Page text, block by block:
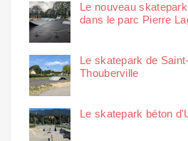
Le nouveau
dans le parc Pierre
Le skatepark de
Thouberville
Le skatepark béton